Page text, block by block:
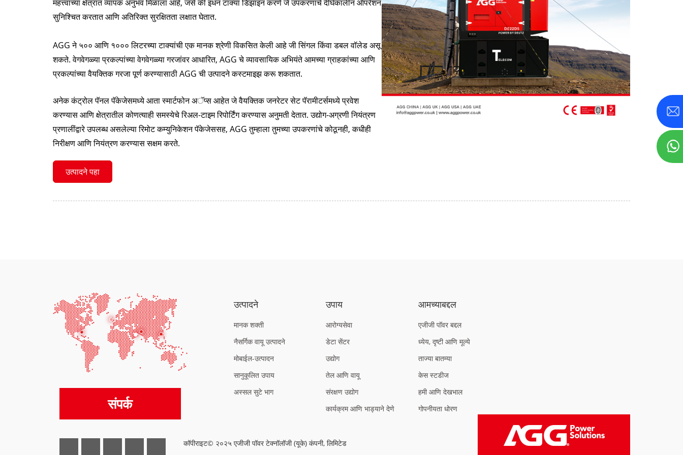
व्ही सिरीज ३५०-८०० केव्हीए
महत्त्वाच्या क्षेत्रात व्यापक अनुभव मिळाला आहे, जसे की इंधन टाक्या डिझाइन करणे जे उपकरणांचे दीर्घकालीन ऑपरेशन
सुनिश्चित करतात आणि अतिरिक्त सुरक्षितता लक्षात घेतात.
AGG ने ५०० आणि १००० लिटरच्या टाक्यांची एक मानक श्रेणी विकसित केली आहे जी सिंगल किंवा डबल वॉलेड असू
शकते. वेगवेगळ्या प्रकल्पांच्या वेगवेगळ्या गरजांवर आधारित, AGG चे व्यावसायिक अभियंते आमच्या ग्राहकांच्या आणि
प्रकल्पांच्या वैयक्तिक गरजा पूर्ण करण्यासाठी AGG ची उत्पादने कस्टमाइझ करू शकतात.
अनेक कंट्रोल पॅनल पॅकेजेसमध्ये आता स्मार्टफोन अॅप्स आहेत जे वैयक्तिक जनरेटर सेट पॅरामीटर्समध्ये प्रवेश
करण्यास आणि क्षेत्रातील कोणत्याही समस्येचे रिअल-टाइम रिपोर्टिंग करण्यास अनुमती देतात. उद्योग-अग्रणी नियंत्रण
प्रणालींद्वारे उपलब्ध असलेल्या रिमोट कम्युनिकेशन पॅकेजेससह, AGG तुम्हाला तुमच्या उपकरणांचे कोठूनही, कधीही
निरीक्षण आणि नियंत्रण करण्यास सक्षम करते.
उत्पादने पहा
संपर्क
उत्पादने
मानक शक्ती
नैसर्गिक वायू उत्पादने
मोबाईल-उत्पादन
सानुकूलित उपाय
अस्सल सुटे भाग
उपाय
आरोग्यसेवा
डेटा सेंटर
उद्योग
तेल आणि वायू
संरक्षण उद्योग
कार्यक्रम आणि भाड्याने देणे
आमच्याबद्दल
एजीजी पॉवर बद्दल
ध्येय, दृष्टी आणि मूल्ये
ताज्या बातम्या
केस स्टडीज
हमी आणि देखभाल
गोपनीयता धोरण
कॉपीराइट© २०२५ एजीजी पॉवर टेक्नॉलॉजी (यूके) कंपनी, लिमिटेड